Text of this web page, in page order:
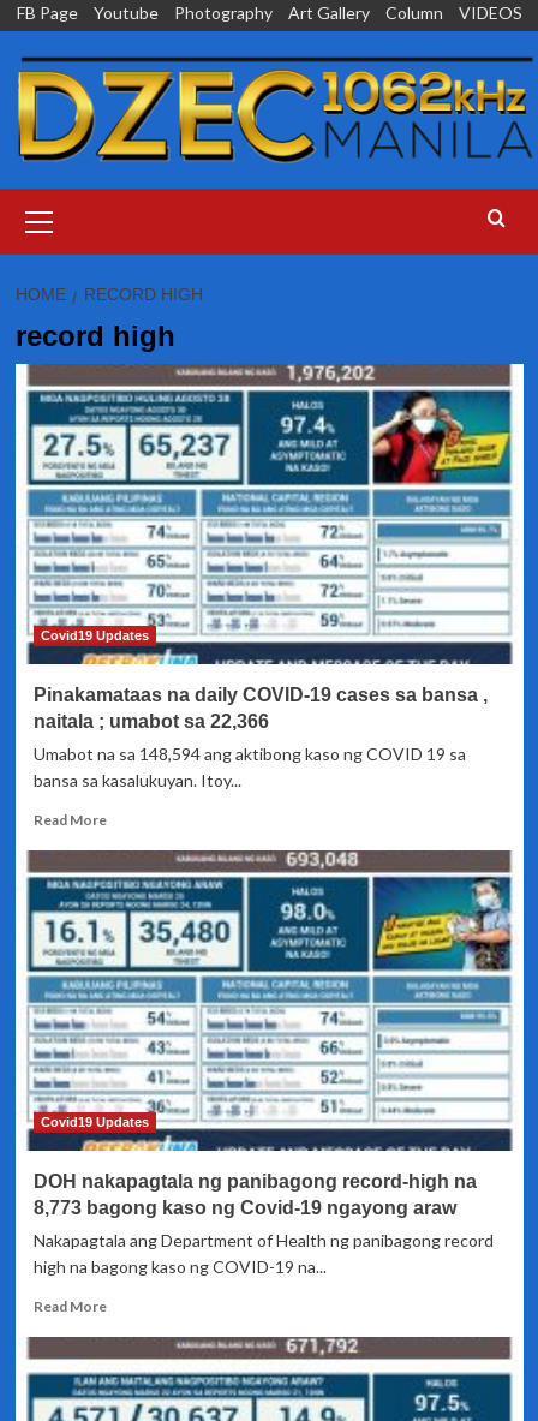
Skip
content
FB Page Youtube Photography Art Gallery Column VIDEOS
Menu
HOME RECORD HIGH
record high
Covid19 Updates
Pinakamataas na daily COVID-19 cases sa bansa ,
naitala ; umabot sa 22,366
Umabot na sa 148,594 ang aktibong kaso ng COVID 19 sa
bansa sa kasalukuyan. Itoy...
Read MoreRead
Pinakamataas
na
daily
COVID-
19
cases
sa
bansa
,
naitala
;
umabot
22,366
Covid19 Updates
DOH nakapagtala ng panibagong record-high na
8,773 bagong kaso ng Covid-19 ngayong araw
Nakapagtala ang Department of Health ng panibagong record
high na bagong kaso ng COVID-19 na...
Read MoreRead
DOH
nakapagtala
ng